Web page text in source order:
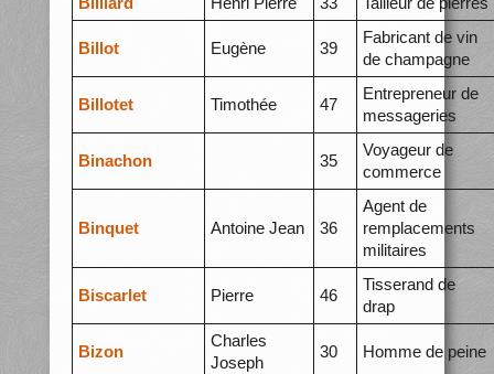
Billot Eugène 39
Fabricant de vin
de champagne
Billotet Timothée 47
Entrepreneur de
messageries
Binachon 35
Voyageur de
commerce
Binquet Antoine Jean 36
Agent de
remplacements
militaires
Biscarlet Pierre 46
Tisserand de
drap
Bizon
Charles
Joseph
30 Homme de peine